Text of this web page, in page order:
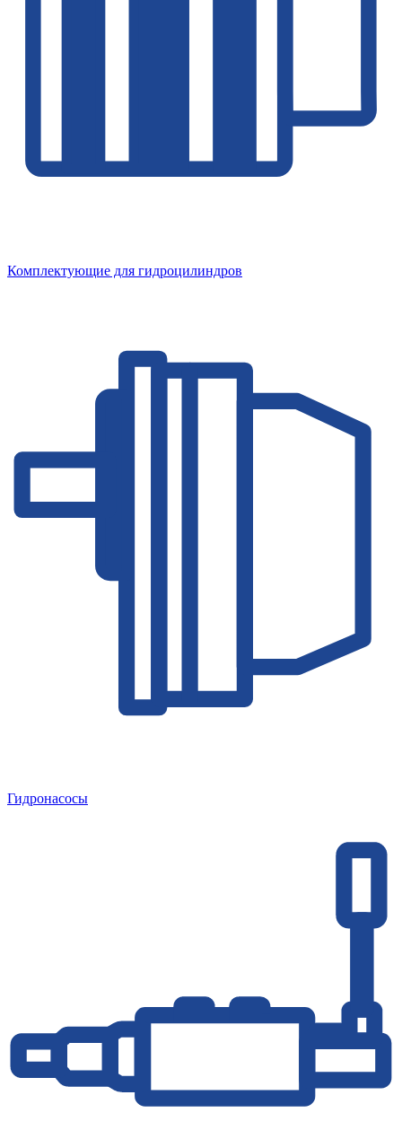
Комплектующие для гидроцилиндров
Гидронасосы